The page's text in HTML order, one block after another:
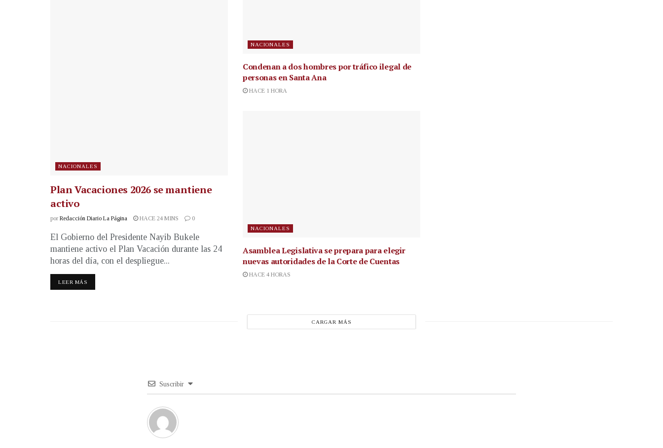
NACIONALES
Plan Vacaciones 2026 se mantiene
activo
por Redacción Diario La Página HACE 24 MINS 0
El Gobierno del Presidente Nayib Bukele
mantiene activo el Plan Vacación durante las 24
horas del día, con el despliegue...
LEER MÁS
NACIONALES
Condenan a dos hombres por tráfico ilegal de
personas en Santa Ana
HACE 1 HORA
NACIONALES
Asamblea Legislativa se prepara para elegir
nuevas autoridades de la Corte de Cuentas
HACE 4 HORAS
CARGAR MÁS
Suscribir